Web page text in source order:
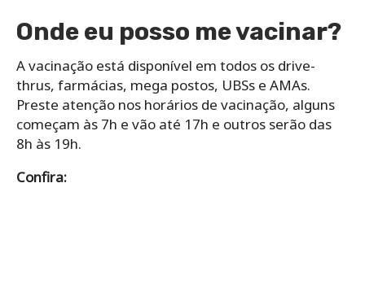
Onde eu posso me vacinar?
A vacinação está disponível em todos os drive-
thrus, farmácias, mega postos, UBSs e AMAs.
Preste atenção nos horários de vacinação, alguns
começam às 7h e vão até 17h e outros serão das
8h às 19h.
Confira: